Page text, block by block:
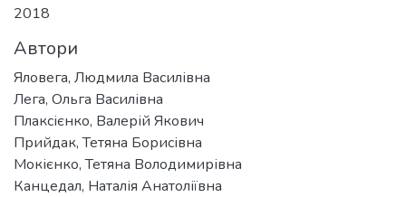
2018
Автори
Яловега, Людмила Василівна
Лега, Ольга Василівна
Плаксієнко, Валерій Якович
Прийдак, Тетяна Борисівна
Мокієнко, Тетяна Володимирівна
Канцедал, Наталія Анатоліївна